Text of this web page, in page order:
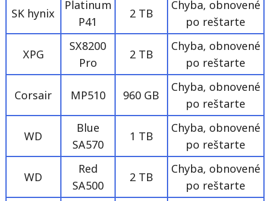
SK hynix
Platinum
P41
2 TB
Chyba, obnovené
po reštarte
XPG
SX8200
Pro
2 TB
Chyba, obnovené
po reštarte
Corsair MP510 960 GB
Chyba, obnovené
po reštarte
WD
Blue
SA570
1 TB
Chyba, obnovené
po reštarte
WD
Red
SA500
2 TB
Chyba, obnovené
po reštarte